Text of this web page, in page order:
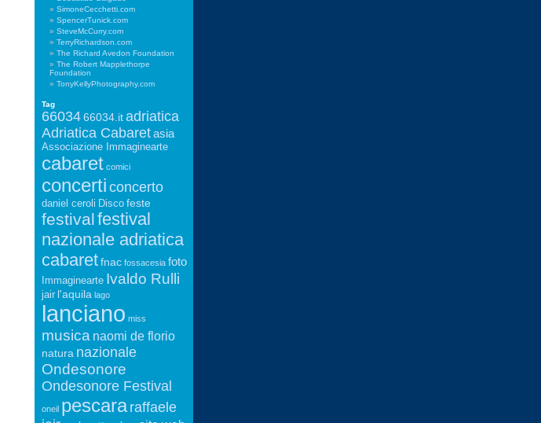
SimoneCecchetti.com
SpencerTunick.com
SteveMcCurry.com
TerryRichardson.com
The Richard Avedon Foundation
The Robert Mapplethorpe
Foundation
TonyKellyPhotography.com
Tag
66034 66034.it adriatica
Adriatica Cabaret asia
Associazione Immaginearte
cabaret comici
concerti concerto
daniel ceroli Disco feste
festivalfestival
nazionale adriatica
cabaret fnac fossacesia foto
Immaginearte Ivaldo Rulli
jair l'aquila lago
lanciano miss
musica naomi de florio
natura nazionale
Ondesonore
Ondesonore Festival
oneil pescara raffaele